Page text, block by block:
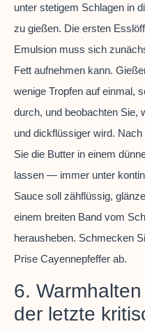
unter stetigem Schlagen in
zu gießen. Die ersten
Emulsion muss sich
Fett aufnehmen kann.
wenige Tropfen auf einmal,
durch, und beobachten Sie,
und dickflüssiger wird.
Sie die Butter in einem
lassen — immer unter
Sauce soll zähflüssig,
einem breiten Band vom
herausheben. Schmecken
Prise Cayennepfeffer ab.
6.
der letzte